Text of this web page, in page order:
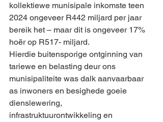
kollektiewe munisipale inkomste teen
2024 ongeveer R442 miljard per jaar
bereik het – maar dit is ongeveer 17%
hoër op R517- miljard.
Hierdie buitensporige ontginning van
tariewe en belasting deur ons
munisipaliteite was dalk aanvaarbaar
as inwoners en besighede goeie
dienslewering,
infrastruktuurontwikkeling en